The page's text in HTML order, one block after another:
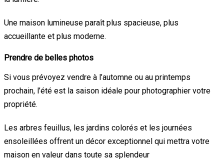
Une maison lumineuse paraît plus spacieuse, plus
accueillante et plus moderne.
Prendre de belles photos
Si vous prévoyez vendre à l’automne ou au printemps
prochain, l’été est la saison idéale pour photographier votre
propriété.
Les arbres feuillus, les jardins colorés et les journées
ensoleillées offrent un décor exceptionnel qui mettra votre
maison en valeur dans toute sa splendeur